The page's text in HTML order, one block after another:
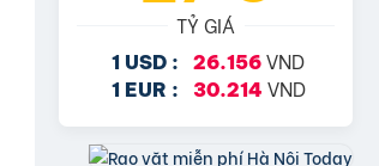
TỶ GIÁ
1 USD : 26.156 VND
1 EUR : 30.214 VND